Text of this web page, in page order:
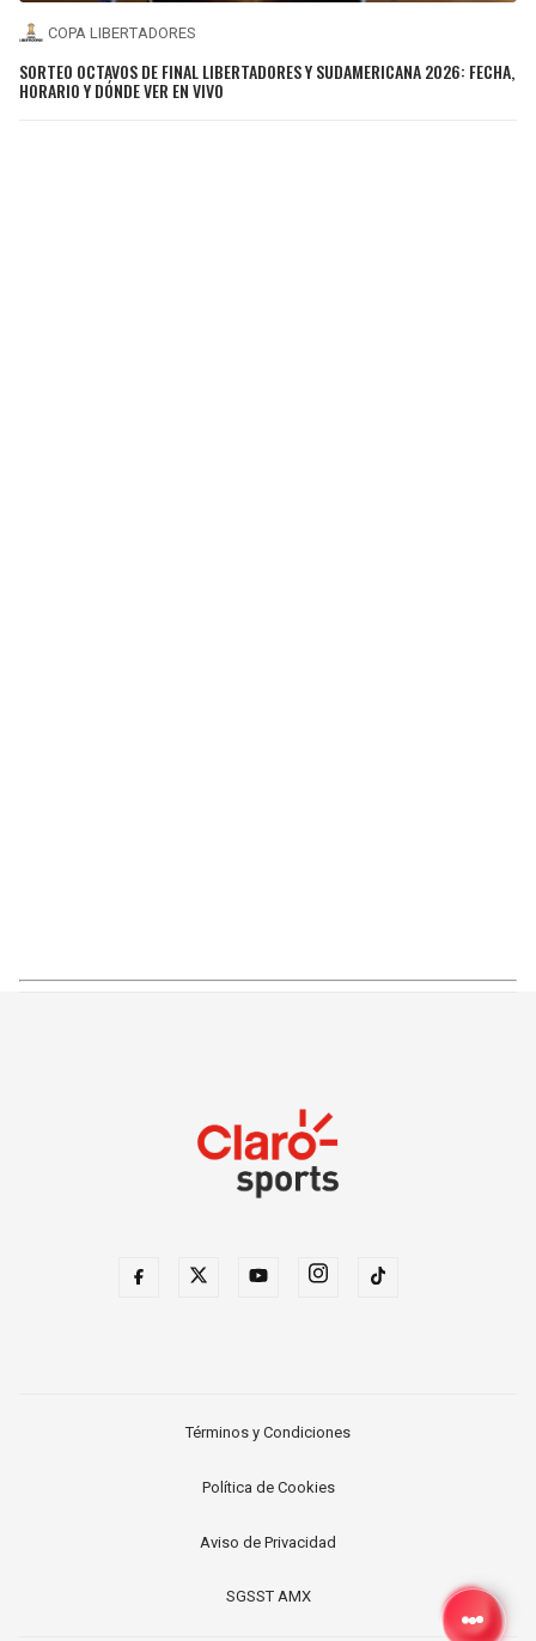
COPA LIBERTADORES
SORTEO OCTAVOS DE FINAL LIBERTADORES Y SUDAMERICANA 2026: FECHA,
HORARIO Y DÓNDE VER EN VIVO
Términos y Condiciones
Política de Cookies
Aviso de Privacidad
SGSST AMX